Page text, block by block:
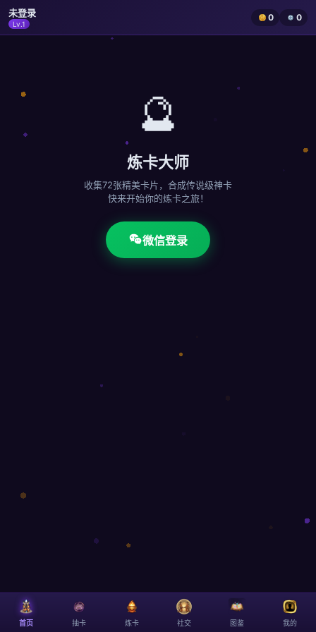
未登录
Lv.1
0 0
🔮
炼卡大师
收集72张精美卡片，合成传说级神卡
快来开始你的炼卡之旅！
微信登录
首页 抽卡 炼卡 社交 图鉴 我的